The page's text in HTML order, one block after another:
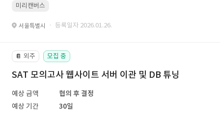
미리캔버스
서울특별시 · 등록일자 2026.01.26.
📔 외주 모집 중
SAT 모의고사 웹사이트 서버 이관 및 DB 튜닝
예상 금액
협의 후 결정
예상 기간
30일